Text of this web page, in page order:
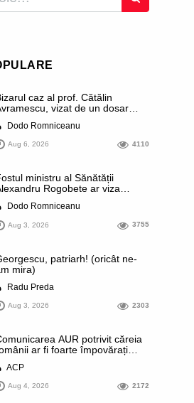
caz al prof. Cătălin
vizat de un dosar
Miroase a execuție
Cea mai imundă parte a
publică inclusiv documente
date ultra-personale
profesorului, inclusiv
și tratamente
Dodo Romniceanu
Aug 6, 2026 4110
ministru al Sănătății
Rogobete ar viza
lui Dominic Fritz de primar
orașului Timișoara. Pesedistul
imagini demne de Coreea
Nord cu femei din Timișoara
Dodo Romniceanu
Aug 3, 2026 3755
patriarh! (oricât ne-
mira)
Radu Preda
Aug 3, 2026 2303
AUR potrivit căreia
ar fi foarte împovărați
Ucrainei este contrazisă
de un articol publicat de
rusă. Datele prezentate
ACP
Aug 4, 2026 2172